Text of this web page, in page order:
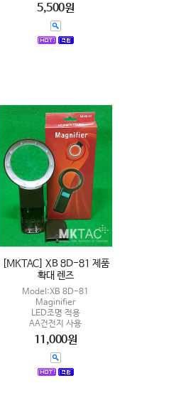
5,500원
[MKTAC] XB 8D-81 제품
확대 렌즈
Model:XB 8D-81
Maginifier
LED조명 적용
AA건전지 사용
11,000원